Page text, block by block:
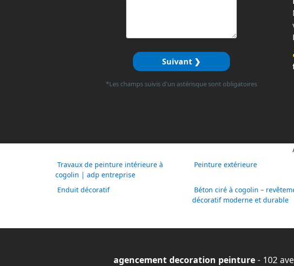
Suivant ❯
*Les champs suivis d'un astérisque sont obligatoires
Travaux de peinture intérieure à
cogolin | adp entreprise
Peinture extérieure
Enduit décoratif
Béton ciré à cogolin –
décoratif moderne et durable
agencement decoration peinture - 102